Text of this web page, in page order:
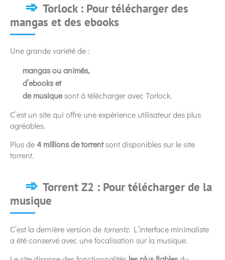
Torlock : Pour télécharger des
mangas et des ebooks
Une grande variété de :
mangas ou animés,
d’ebooks et
de musiquesont à télécharger avec Torlock.
C’est un site qui offre une expérience utilisateur des plus
agréables.
Plus de4 millions de torrentsont disponibles sur le site
torrent.
Torrent Z2 : Pour télécharger de la
musique
C’est la dernière version de torrentz. L’interface minimaliste
a été conservé avec une focalisation sur la musique.